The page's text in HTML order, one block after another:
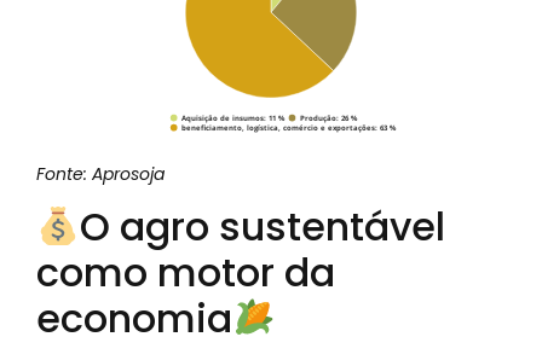
Fonte: Aprosoja
O agro sustentável
como motor da
economia